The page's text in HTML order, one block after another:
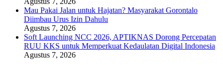
Mau Pakai Jalan untuk Hajatan? Masyarakat Gorontalo
Diimbau Urus Izin Dahulu
Agustus 7, 2026
Soft Launching NCC 2026, APTIKNAS Dorong Percepatan
RUU KKS untuk Memperkuat Kedaulatan Digital Indonesia
Agustus 7, 2026